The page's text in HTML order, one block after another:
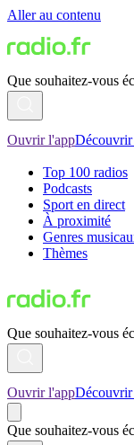
Aller au contenu
Que souhaitez-vous
Ouvrir l'app
Top 100 radios
Podcasts
Sport en direct
À proximité
Genres
Thèmes
Que souhaitez-vous
Ouvrir l'app
Que souhaitez-vous